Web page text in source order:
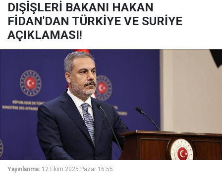
DIŞİŞLERİ BAKANI HAKAN
FİDAN'DAN TÜRKİYE VE SURİYE
AÇIKLAMASI!
Yayınlanma: 12 Ekim 2025 Pazar 16:55